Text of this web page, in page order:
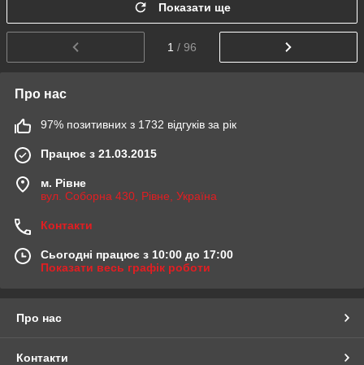
Показати ще
1 / 96
Про нас
97% позитивних з 1732 відгуків за рік
Працює з 21.03.2015
м. Рівне
вул. Соборна 430, Рівне, Україна
Контакти
Сьогодні працює з 10:00 до 17:00
Показати весь графік роботи
Про нас
Контакти